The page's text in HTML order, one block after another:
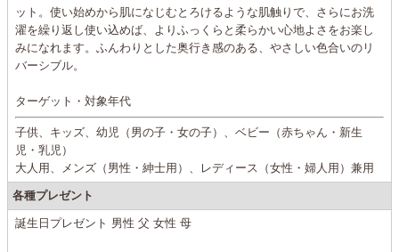
ット。使い始めから肌になじむとろけるような肌触りで、さらにお洗
濯を繰り返し使い込めば、よりふっくらと柔らかい心地よさをお楽し
みになれます。ふんわりとした奥行き感のある、やさしい色合いのリ
バーシブル。
ターゲット・対象年代
子供、キッズ、幼児（男の子・女の子）、ベビー（赤ちゃん・新生
児・乳児）
大人用、メンズ（男性・紳士用）、レディース（女性・婦人用）兼用
各種プレゼント
誕生日プレゼント 男性 父 女性 母